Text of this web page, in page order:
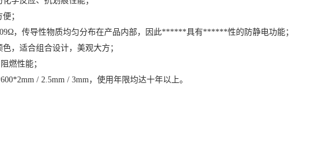
；
，传导性物质均匀分布在产品内部，因此******具有******性的防静电功能；
，适合组合设计，美观大方；
燃性能；
/ 2.5mm / 3mm ，使用年限均达十年以上。